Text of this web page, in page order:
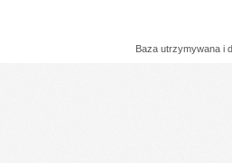
Baza utrzymywana i